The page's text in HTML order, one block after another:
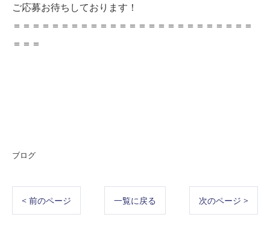
ご応募お待ちしております！
＝＝＝＝＝＝＝＝＝＝＝＝＝＝＝＝＝＝＝＝＝＝＝＝＝
＝＝＝
ブログ
< 前のページ 一覧に戻る 次のページ >